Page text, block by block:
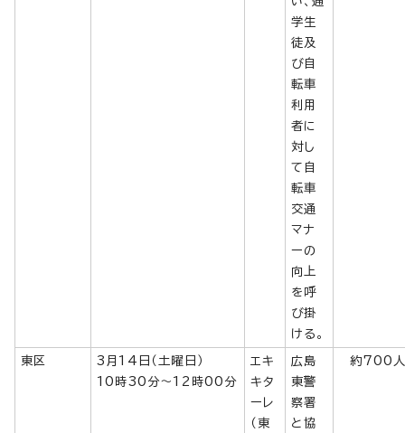
学生
徒及
び自
転車
利用
者に
対し
て自
転車
交通
マナ
ーの
向上
を呼
び掛
ける。
東区
3月14日（土曜日）
10時30分～12時00分
エキ
キタ
ーレ
（東
広島
東警
察署
と協
約700